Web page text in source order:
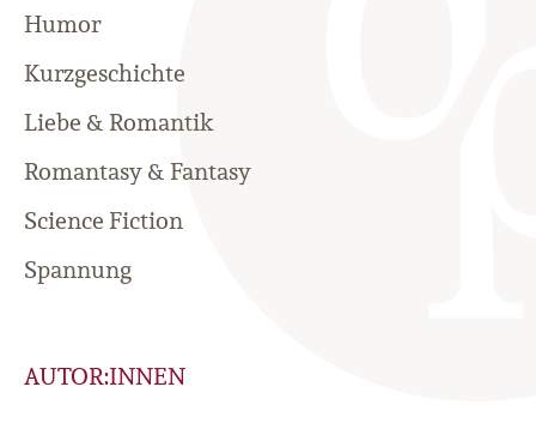
Humor
Kurzgeschichte
Liebe & Romantik
Romantasy & Fantasy
Science Fiction
Spannung
AUTOR:INNEN